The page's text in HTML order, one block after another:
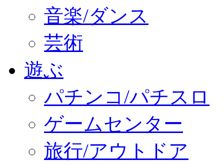
音楽/ダンス
芸術
遊ぶ
パチンコ/パチスロ
ゲームセンター
旅行/アウトドア